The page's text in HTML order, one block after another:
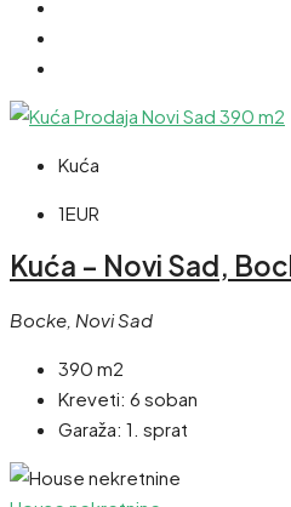
Kuća
1EUR
Kuća – Novi Sad,
Bocke, Novi Sad
390 m2
Kreveti: 6 soban
Garaža: 1. sprat